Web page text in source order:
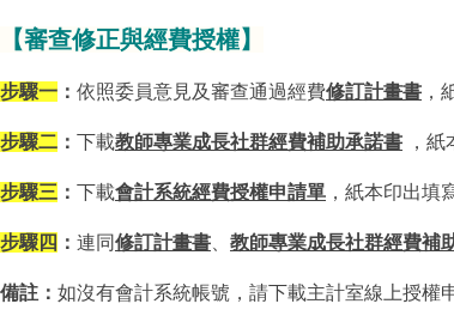
【審查修正與經費授權】
步驟一 ： 依照委員意見及審查通過經費修訂計畫書 ，
步驟二 ： 下載教師專業成長社群經費補助承諾書 ，紙
步驟三 ： 下載會計系統經費授權申請單 ，紙本印出填
步驟四 ： 連同修訂計畫書 教師專業成長社群經費補
備註： 如沒有會計系統帳號，請下載主計室線上授權